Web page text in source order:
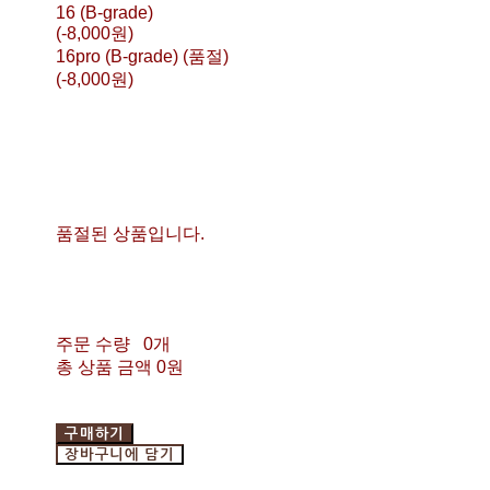
16 (B-grade)
(-8,000원)
16pro (B-grade) (품절)
(-8,000원)
품절된 상품입니다.
주문 수량
0개
총 상품 금액 0원
구매하기
장바구니에 담기